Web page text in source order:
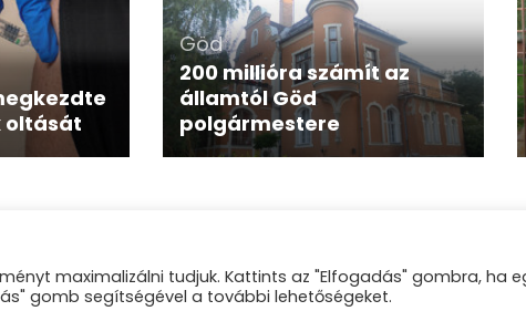
oltását
Göd
200 millióra számít az
államtól Göd
polgármestere
Régió |Blossom Mommy Blog | Fejlesztette Blossom
maximalizálni tudjuk. Kattints az "Elfogadás" gombra, ha
gomb segítségével a további lehetőségeket.